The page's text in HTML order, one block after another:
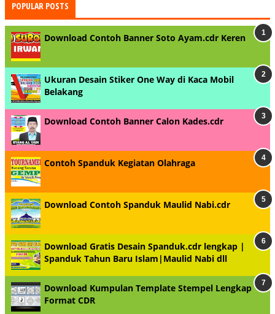
POPULAR POSTS
Download Contoh Banner Soto Ayam.cdr Keren
Ukuran Desain Stiker One Way di Kaca Mobil
Belakang
Download Contoh Banner Calon Kades.cdr
Contoh Spanduk Kegiatan Olahraga
Download Contoh Spanduk Maulid Nabi.cdr
Download Gratis Desain Spanduk.cdr lengkap |
Spanduk Tahun Baru Islam|Maulid Nabi dll
Download Kumpulan Template Stempel Lengkap
Format CDR